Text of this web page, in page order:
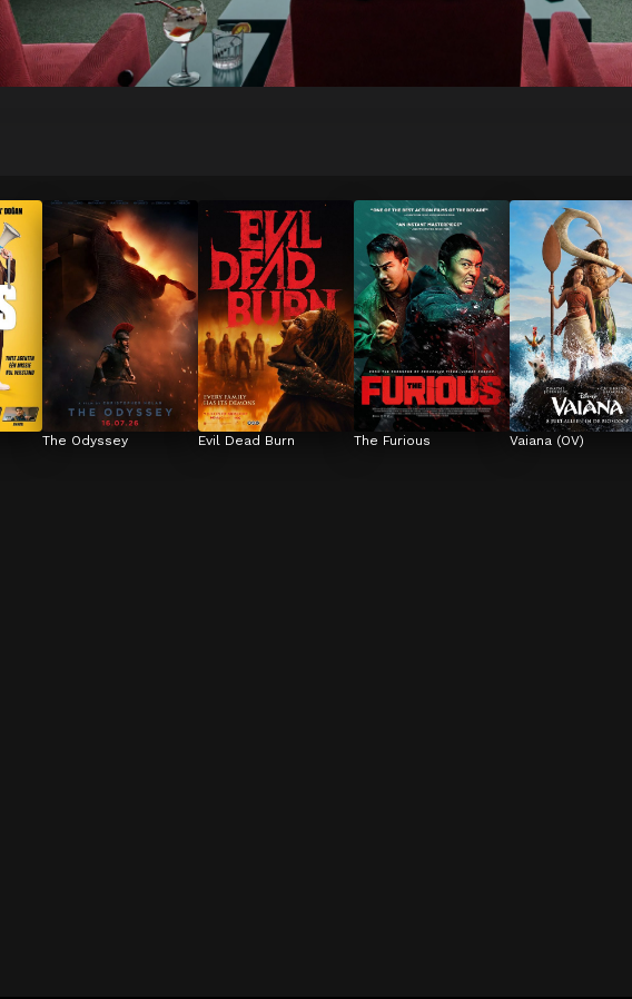
The Odyssey Evil Dead Burn The Furious Vaiana (OV)